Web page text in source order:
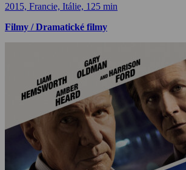
2015, Francie, Itálie, 125 min
Filmy / Dramatické filmy